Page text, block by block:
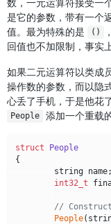
是它的参数，带有一个
值。最为特殊的是
()
回值也不加限制，事实
如果二元运算符以类成
操作数的参数，而以隐
心丢了手机，于是他花
People 添加一个重载
struct
People
{
int32_t
//
People